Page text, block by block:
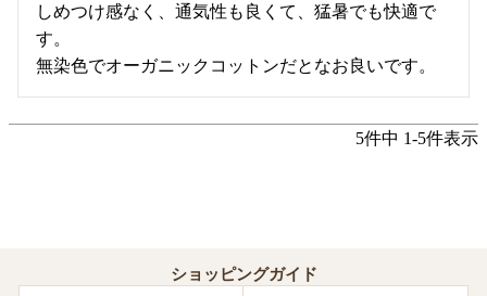
しめつけ感なく、通気性も良くて、猛暑でも快適で
す。
無染色でオーガニックコットンだとなお良いです。
5件中 1-5件表示
ショッピングガイド